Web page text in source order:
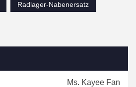
Radlager-Nabenersatz
Ms. Kayee Fan